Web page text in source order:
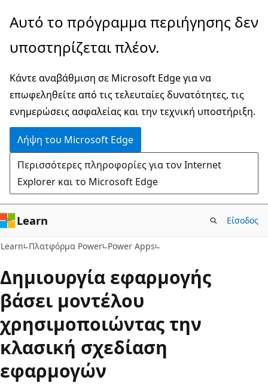
Παράλειψη
μετάβαση
κύριο
περιεχόμενο
Αυτό το πρόγραμμα περιήγησης δεν
υποστηρίζεται πλέον.
Κάντε αναβάθμιση σε Microsoft Edge για να
επωφεληθείτε από τις τελευταίες δυνατότητες, τις
ενημερώσεις ασφαλείας και την τεχνική υποστήριξη.
Λήψη του Microsoft Edge
Περισσότερες πληροφορίες για τον Internet
Explorer και το Microsoft Edge
Learn Είσοδος
Learn Πλατφόρμα Power Power Apps
Δημιουργία εφαρμογής
βάσει μοντέλου
χρησιμοποιώντας την
κλασική σχεδίαση
εφαρμογών